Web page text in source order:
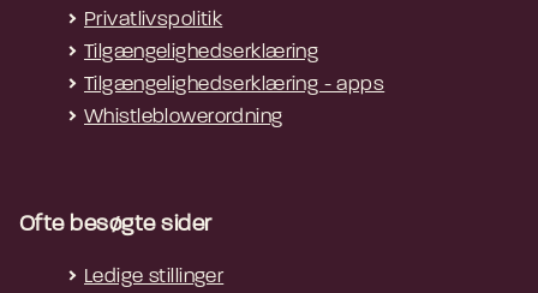
Privatlivspolitik
Tilgængelighedserklæring
Tilgængelighedserklæring - apps
Whistleblowerordning
Ofte besøgte sider
Ledige stillinger